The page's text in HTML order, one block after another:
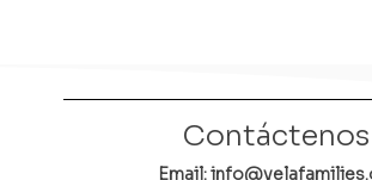
Contáctenos
Email: